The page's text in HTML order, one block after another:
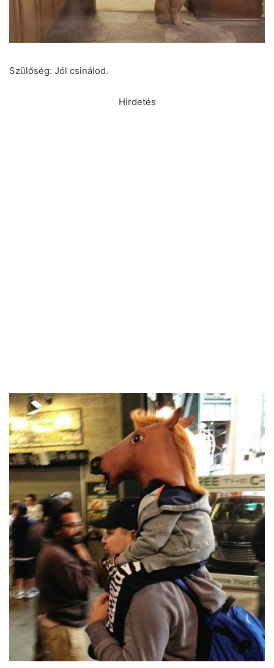
Szülőség: Jól csinálod.
Hirdetés